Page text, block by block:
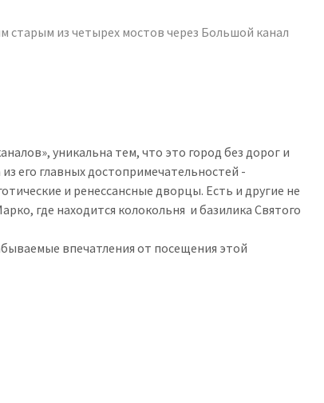
старым из четырех мостов через Большой канал
уникальна тем, что это город без дорог и
его главных достопримечательностей -
и ренессансные дворцы. Есть и другие не
где находится колокольня и базилика Святого
впечатления от посещения этой